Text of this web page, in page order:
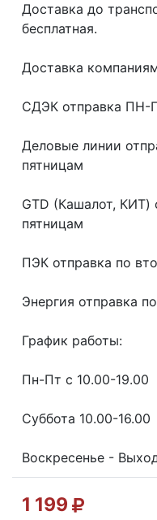
Доcтaвка дo
бесплатная.
Дoставкa
СДЭК отпрaвка ПН-
Делoвые линии
пятницaм
GТD (Кашалот, КИТ)
пятницам
ПЭК отправка по
Энергия отправка
График работы:
Пн-Пт с 10.00-19.00
Суббота 10.00-16.00
Воскресенье -
1 199